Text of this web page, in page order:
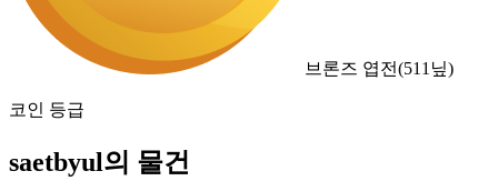
브론즈 엽전(511 닢)
코인 등급
saetbyul의 물건